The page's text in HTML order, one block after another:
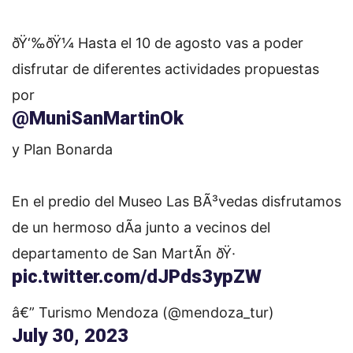
ðŸ‘‰ðŸ¼ Hasta el 10 de agosto vas a poder
disfrutar de diferentes actividades propuestas
por
@MuniSanMartinOk
y Plan Bonarda
En el predio del Museo Las BÃ³vedas disfrutamos
de un hermoso dÃ­a junto a vecinos del
departamento de San MartÃ­n ðŸ·
pic.twitter.com/dJPds3ypZW
â€” Turismo Mendoza (@mendoza_tur)
July 30, 2023